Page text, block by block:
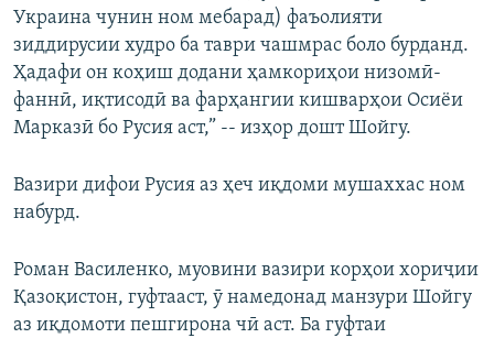
Украина чунин ном мебарад) фаъолияти
зиддирусии худро ба таври чашмрас боло бурданд.
Ҳадафи он коҳиш додани ҳамкориҳои низомӣ-
фаннӣ, иқтисодӣ ва фарҳангии кишварҳои Осиёи
Марказӣ бо Русия аст,” -- изҳор дошт Шойгу.
Вазири дифои Русия аз ҳеч иқдоми мушаххас ном
набурд.
Роман Василенко, муовини вазири корҳои хориҷии
Қазоқистон, гуфтааст, ӯ намедонад манзури Шойгу
аз иқдомоти пешгирона чӣ аст. Ба гуфтаи